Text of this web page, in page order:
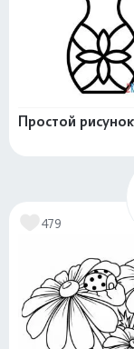
Простой
479